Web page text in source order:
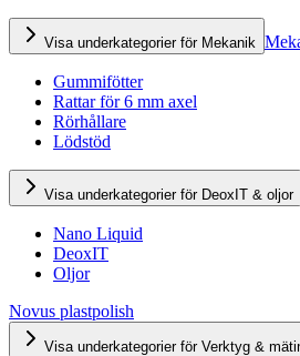
Visa underkategorier för Mekanik
Gummifötter
Rattar för 6 mm axel
Rörhållare
Lödstöd
Visa underkategorier för DeoxIT & oljor
Nano Liquid
DeoxIT
Oljor
Novus plastpolish
Visa underkategorier för Verktyg &